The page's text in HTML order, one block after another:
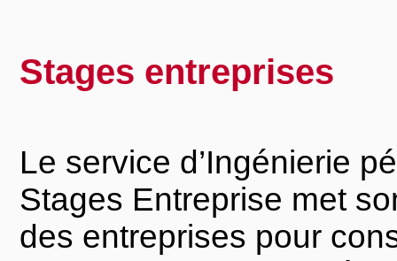
Stages entreprises
Le service d’Ingénierie
Stages Entreprise met
des entreprises pour